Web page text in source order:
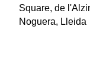
Square, de
Noguera, Lleida